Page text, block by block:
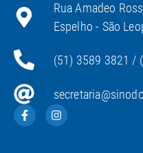
Rua Amadeo
Espelho - São
(51) 3589 3821 /